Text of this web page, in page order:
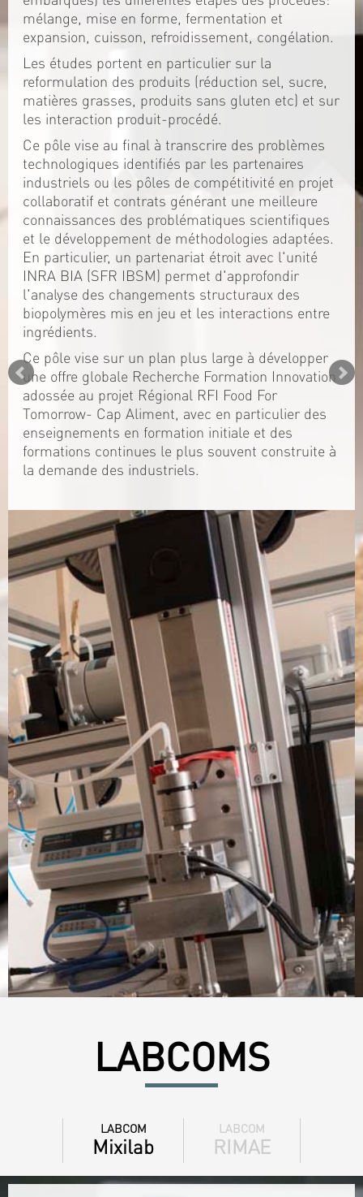
mélange, mise en forme, fermentation et
expansion, cuisson, refroidissement, congélation.
Les études portent en particulier sur la
reformulation des produits (réduction sel, sucre,
matières grasses, produits sans gluten etc) et sur
les interaction produit-procédé.
Ce pôle vise au final à transcrire des problèmes
technologiques identifiés par les partenaires
industriels ou les pôles de compétitivité en projet
collaboratif et contrats générant une meilleure
connaissances des problématiques scientifiques
et le développement de méthodologies adaptées.
En particulier, un partenariat étroit avec l'unité
INRA BIA (SFR IBSM) permet d'approfondir
l'analyse des changements structuraux des
biopolymères mis en jeu et les interactions entre
ingrédients.
Ce pôle vise sur un plan plus large à développer
une offre globale Recherche Formation Innovation
adossée au projet Régional RFI Food For
Tomorrow- Cap Aliment, avec en particulier des
enseignements en formation initiale et des
formations continues le plus souvent construite à
la demande des industriels.
LABCOMS
LABCOM
Mixilab
LABCOM
RIMAE